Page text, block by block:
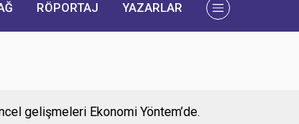
RÖPORTAJ YAZARLAR
gelişmeleri Ekonomi Yöntem’de.